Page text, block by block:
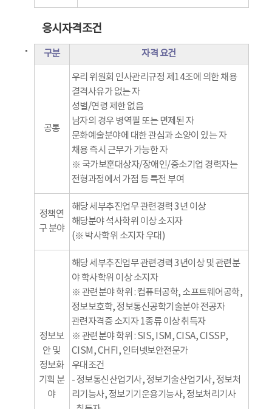
응시자격조건
구분 자격 요건
공통
우리 위원회 인사관리규정 제14조에 의한 채용
결격사유가 없는 자
성별/연령 제한 없음
남자의 경우 병역필 또는 면제된 자
문화예술분야에 대한 관심과 소양이 있는 자
채용 즉시 근무가 가능한 자
※ 국가보훈대상자/장애인/중소기업 경력자는
전형과정에서 가점 등 특전 부여
정책연
구 분야
해당 세부추진업무 관련경력 3년 이상
해당분야 석사학위 이상 소지자
(※ 박사학위 소지자 우대)
정보보
안 및
정보화
기획 분
야
해당 세부추진업무 관련경력 3년이상 및 관련분
야 학사학위 이상 소지자
※ 관련분야 학위 : 컴퓨터공학, 소프트웨어공학,
정보보호학, 정보통신공학기술분야 전공자
관련자격증 소지자 1종류 이상 취득자
※ 관련분야 학위 : SIS, ISM, CISA, CISSP,
CISM, CHFI, 인터넷보안전문가
우대조건
- 정보통신산업기사, 정보기술산업기사, 정보처
리기능사, 정보기기운용기능사, 정보처리기사